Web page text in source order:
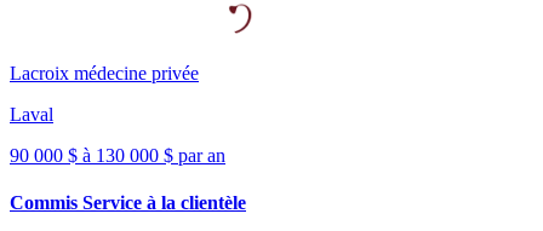
Lacroix médecine privée
Laval
90 000 $ à 130 000 $ par an
Commis Service à la clientèle